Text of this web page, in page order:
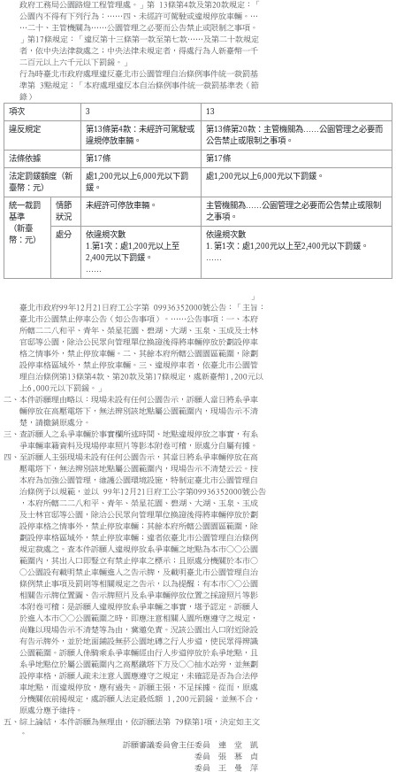
政府工務局公園路燈工程管理處。」第 13條第4款及第20款規定：「
公園內不得有下列行為：……四、未經許可駕駛或違規停放車輛。…
…二十、主管機關為……公園管理之必要而公告禁止或限制之事項。
」第17條規定：「違反第十三條第一款至第七款……及第二十款規定
者，依中央法律裁處之；中央法律未規定者，得處行為人新臺幣一千
二百元以上六千元以下罰鍰。」
行為時臺北市政府處理違反臺北市公園管理自治條例事件統一裁罰基
準第 3點規定：「本府處理違反本自治條例事件統一裁罰基準表（節
錄）
項次 3
13
違反規定
第13條第4款：未經許可駕駛或
違規停放車輛。
第13條第20款：主管機關為……公園管理之必要而
公告禁止或限制之事項。
法條依據
第17條
第17條
法定罰鍰額度（新
臺幣：元）
處1,200元以上6,000元以下罰
鍰。
處1,200元以上6,000元以下罰鍰。
統一裁罰
基準
（新臺
幣：元）
情節
狀況
未經許可停放車輛。
主管機關為……公園管理之必要而公告禁止或限制
之事項。
處分
依違規次數
1.第1次：處1,200元以上至
2,400元以下罰鍰。
……
依違規次數
1. 第1次：處1,200元以上至2,400元以下罰鍰。
……
」
臺北市政府99年12月21日府工公字第 09936352000號公告：「主旨：
臺北市公園禁止停車公告（如公告事項）。……公告事項：一、本府
所轄二二八和平、青年、榮星花園、碧湖、大湖、玉泉、玉成及士林
官邸等公園，除洽公民眾向管理單位換證後得將車輛停放於劃設停車
格之情事外，禁止停放車輛。二、其餘本府所轄公園園區範圍，除劃
設停車格區域外，禁止停放車輛。三、違規停車者，依臺北市公園管
理自治條例第13條第4款、第20款及第17條規定，處新臺幣1,200元以
上6,000元以下罰鍰。」
二、本件訴願理由略以：現場未設有任何公園告示，訴願人當日將系爭車
輛停放在高壓電塔下，無法辨別該地點屬公園範圍內，現場告示不清
楚，請撤銷原處分。
三、查訴願人之系爭車輛於事實欄所述時間、地點違規停放之事實，有系
爭車輛車籍資料及現場停車照片等影本附卷可稽，原處分自屬有據。
四、至訴願人主張現場未設有任何公園告示，其當日將系爭車輛停放在高
壓電塔下，無法辨別該地點屬公園範圍內，現場告示不清楚云云。按
本府為加強公園管理，維護公園環境設施，特制定臺北市公園管理自
治條例予以規範，並以 99年12月21日府工公字第09936352000號公告
，本府所轄二二八和平、青年、榮星花園、碧湖、大湖、玉泉、玉成
及士林官邸等公園，除洽公民眾向管理單位換證後得將車輛停放於劃
設停車格之情事外，禁止停放車輛；其餘本府所轄公園園區範圍，除
劃設停車格區域外，禁止停放車輛；違者依臺北市公園管理自治條例
規定裁處之。查本件訴願人違規停放系爭車輛之地點為本市○○公園
範圍內，其出入口即豎立有禁止停車之標示；且原處分機關於本市○
○公園設有載明禁止車輛進入之告示牌，及載明臺北市公園管理自治
條例禁止事項及罰則等相關規定之告示，以為提醒；有本市○○公園
相關告示牌位置圖、告示牌照片及系爭車輛停放位置之採證照片等影
本附卷可稽；是訴願人違規停放系爭車輛之事實，堪予認定。訴願人
於進入本市○○公園範圍之時，即應注意相關入園所應遵守之規定，
尚難以現場告示不清楚等為由，冀邀免責。況該公園出入口附近除設
有告示牌外，並於地面鋪設無菸公園地磚之行人步道，使民眾得辨識
公園範圍。訴願人係騎乘系爭車輛經由行人步道停放於系爭地點，且
系爭地點位於屬公園範圍內之高壓鐵塔下方及○○抽水站旁，並無劃
設停車格，訴願人疏未注意入園應遵守之規定，未確認是否為合法停
車地點，而違規停放，應有過失。訴願主張，不足採據。從而，原處
分機關依前揭規定，處訴願人法定最低額 1,200元罰鍰，並無不合，
原處分應予維持。
五、綜上論結，本件訴願為無理由，依訴願法第 79條第1項，決定如主文
。
訴願審議委員會主任委員 連 堂 凱
委員 張 慕 貞
委員 王 曼 萍